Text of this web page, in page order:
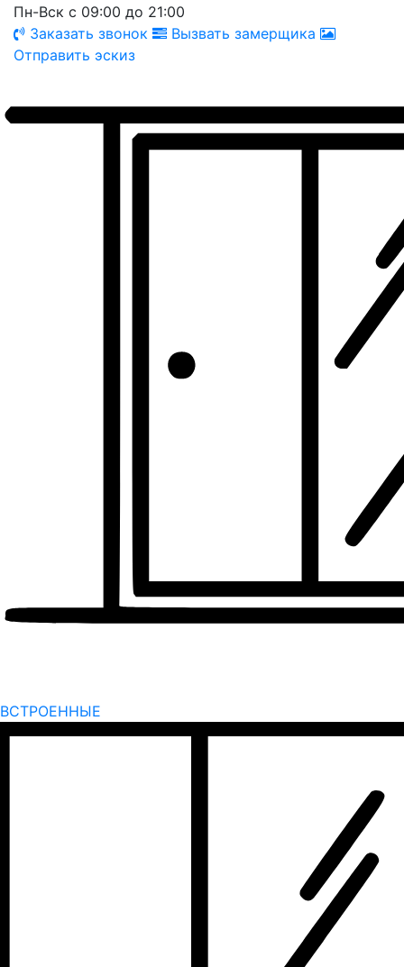
Пн-Вск с 09:00 до 21:00
Заказать звонок
Вызвать замерщика
Отправить эскиз
ВСТРОЕННЫЕ